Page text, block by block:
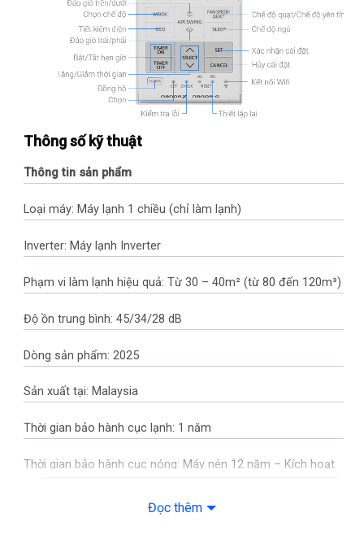
Thông số kỹ thuật
Thông tin sản phẩm
Loại máy: Máy lạnh 1 chiều (chỉ làm lạnh)
Inverter: Máy lạnh Inverter
Phạm vi làm lạnh hiệu quả: Từ 30 – 40m² (từ 80 đến 120m³)
Độ ồn trung bình: 45/34/28 dB
Dòng sản phẩm: 2025
Sản xuất tại: Malaysia
Thời gian bảo hành cục lạnh: 1 năm
Thời gian bảo hành cục nóng: Máy nén 12 năm – Kích hoạt
Đọc thêm